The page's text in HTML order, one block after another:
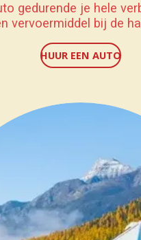
gedurende je hele
vervoermiddel bij de
HUUR EEN AUTO